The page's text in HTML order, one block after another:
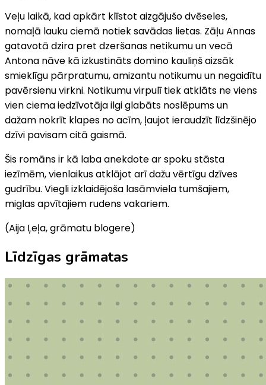
Veļu laikā, kad apkārt klīstot aizgājušo dvēseles,
nomaļā lauku ciemā notiek savādas lietas. Zāļu Annas
gatavotā dzira pret dzeršanas netikumu un vecā
Antona nāve kā izkustināts domino kauliņš aizsāk
smieklīgu pārpratumu, amizantu notikumu un negaidītu
pavērsienu virkni. Notikumu virpulī tiek atklāts ne viens
vien ciema iedzīvotāja ilgi glabāts noslēpums un
dažam nokrīt klapes no acīm, ļaujot ieraudzīt līdzšinējo
dzīvi pavisam citā gaismā.
Šis romāns ir kā laba anekdote ar spoku stāsta
iezīmēm, vienlaikus atklājot arī dažu vērtīgu dzīves
gudrību. Viegli izklaidējoša lasāmviela tumšajiem,
miglas apvītajiem rudens vakariem.
(Aija Ļeļa, grāmatu blogere)
Līdzīgas grāmatas